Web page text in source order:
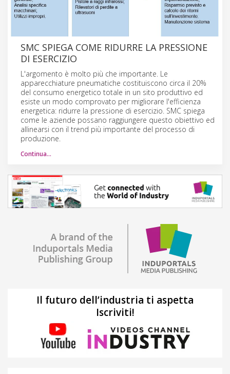
SMC SPIEGA COME RIDURRE LA PRESSIONE
DI ESERCIZIO
L'argomento è molto più che importante. Le
apparecchiature pneumatiche costituiscono circa il 20%
del consumo energetico totale in un sito produttivo ed
esiste un modo comprovato per migliorare l'efficienza
energetica: ridurre la pressione di esercizio. SMC spiega
come le aziende possano raggiungere questo obiettivo ed
allinearsi con il trend più importante del processo di
produzione.
Continua…
Il futuro dell’industria ti aspetta
Iscriviti!